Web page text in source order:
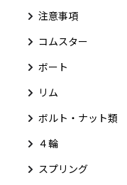
注意事項
コムスター
ボート
リム
ボルト・ナット類
４輪
スプリング